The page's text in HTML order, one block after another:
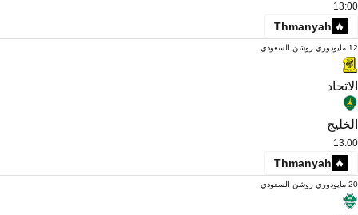
13:00
Thmanyah
12 مايو دوري روشن السعودي
الاتحاد
الخليج
13:00
Thmanyah
20 مايو دوري روشن السعودي